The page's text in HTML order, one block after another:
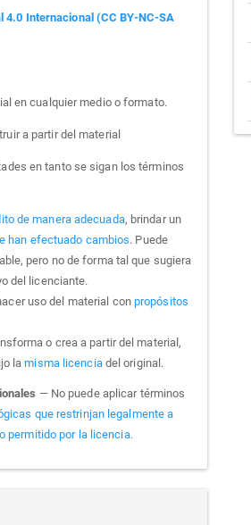
Internacional (CC BY-NC-SA
en cualquier medio o formato.
a partir del material
en tanto se sigan los términos
de manera adecuada, brindar un
han efectuado cambios. Puede
pero no de forma tal que sugiera
del licenciante.
uso del material con propósitos
o crea a partir del material,
lamisma licenciadel original.
— No puede aplicar términos
que restrinjan legalmente a
permitido por la licencia.